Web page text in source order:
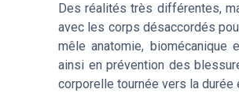
Des réalités très différentes,
avec les corps désaccordés
mêle anatomie, biomécanique
ainsi en prévention des
corporelle tournée vers la durée